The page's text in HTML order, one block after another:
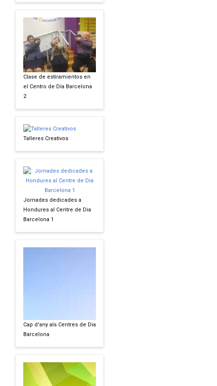
Clase de estiramientos en
el Centro de Día Barcelona
2
Talleres Creativos
Jornades dedicades a
Hondures al Centre de Dia
Barcelona 1
Cap d'any als Centres de Dia
Barcelona